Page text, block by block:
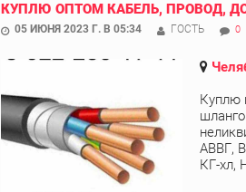
КУПЛЮ ОПТОМ КАБЕЛЬ, ПРОВОД,
05 ИЮНЯ 2023 Г. В 05:34 ГОСТЬ 0
Куплю
АВВГ,
КГ-